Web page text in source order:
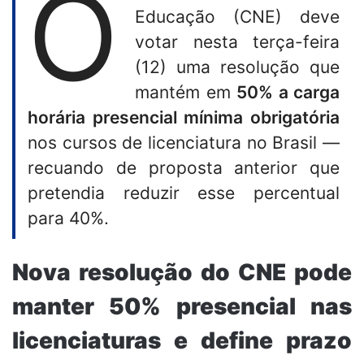
O
Educação (CNE) deve
votar nesta terça-feira
(12) uma resolução que
mantém em 50% a carga
horária presencial mínima obrigatória
nos cursos de licenciatura no Brasil —
recuando de proposta anterior que
pretendia reduzir esse percentual
para 40%.
Nova resolução do CNE pode
manter 50% presencial nas
licenciaturas e define prazo